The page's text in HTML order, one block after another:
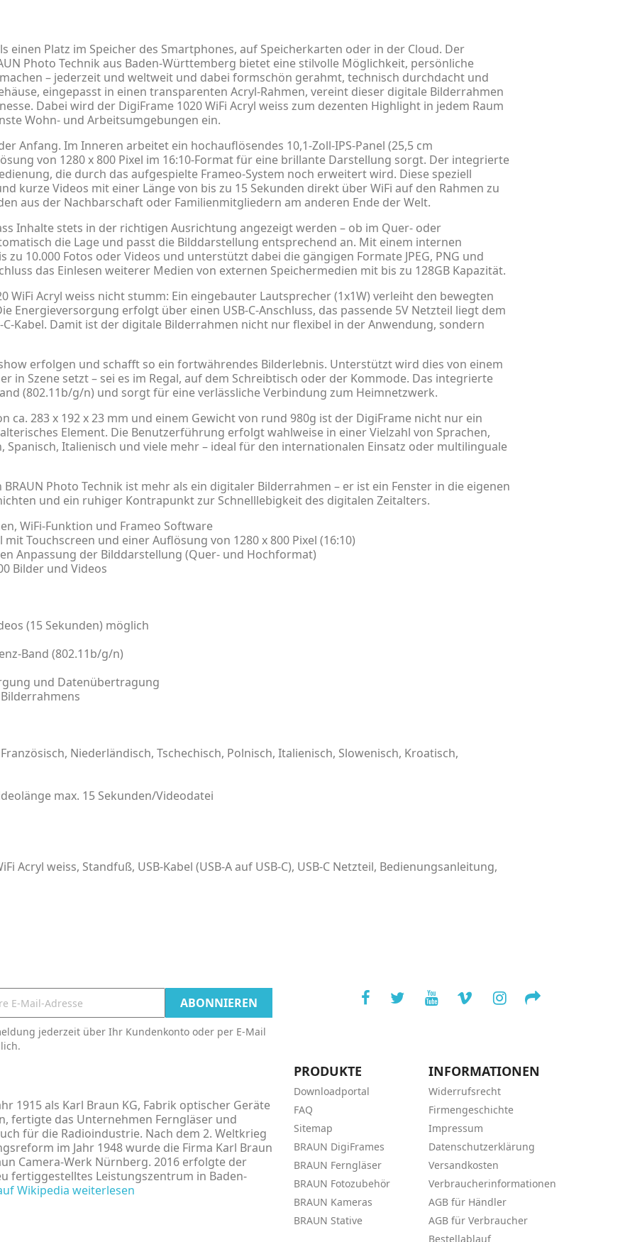
einen Platz im Speicher des Smartphones, auf Speicherkarten oder in der Cloud. Der
Photo Technik aus Baden-Württemberg bietet eine stilvolle Möglichkeit, persönliche
– jederzeit und weltweit und dabei formschön gerahmt, technisch durchdacht und
eingepasst in einen transparenten Acryl-Rahmen, vereint dieser digitale Bilderrahmen
Dabei wird der DigiFrame 1020 WiFi Acryl weiss zum dezenten Highlight in jedem Raum
Wohn- und Arbeitsumgebungen ein.
Anfang. Im Inneren arbeitet ein hochauflösendes 10,1-Zoll-IPS-Panel (25,5 cm
von 1280 x 800 Pixel im 16:10-Format für eine brillante Darstellung sorgt. Der integrierte
die durch das aufgespielte Frameo-System noch erweitert wird. Diese speziell
kurze Videos mit einer Länge von bis zu 15 Sekunden direkt über WiFi auf den Rahmen zu
aus der Nachbarschaft oder Familienmitgliedern am anderen Ende der Welt.
Inhalte stets in der richtigen Ausrichtung angezeigt werden – ob im Quer- oder
die Lage und passt die Bilddarstellung entsprechend an. Mit einem internen
zu 10.000 Fotos oder Videos und unterstützt dabei die gängigen Formate JPEG, PNG und
das Einlesen weiterer Medien von externen Speichermedien mit bis zu 128GB Kapazität.
WiFi Acryl weiss nicht stumm: Ein eingebauter Lautsprecher (1x1W) verleiht den bewegten
Energieversorgung erfolgt über einen USB-C-Anschluss, das passende 5V Netzteil liegt dem
C-Kabel. Damit ist der digitale Bilderrahmen nicht nur flexibel in der Anwendung, sondern
erfolgen und schafft so ein fortwährendes Bilderlebnis. Unterstützt wird dies von einem
in Szene setzt – sei es im Regal, auf dem Schreibtisch oder der Kommode. Das integrierte
(802.11b/g/n) und sorgt für eine verlässliche Verbindung zum Heimnetzwerk.
ca. 283 x 192 x 23 mm und einem Gewicht von rund 980g ist der DigiFrame nicht nur ein
Element. Die Benutzerführung erfolgt wahlweise in einer Vielzahl von Sprachen,
Spanisch, Italienisch und viele mehr – ideal für den internationalen Einsatz oder multilinguale
BRAUN Photo Technik ist mehr als ein digitaler Bilderrahmen – er ist ein Fenster in die eigenen
und ein ruhiger Kontrapunkt zur Schnelllebigkeit des digitalen Zeitalters.
WiFi-Funktion und Frameo Software
mit Touchscreen und einer Auflösung von 1280 x 800 Pixel (16:10)
Anpassung der Bilddarstellung (Quer- und Hochformat)
Bilder und Videos
(15 Sekunden) möglich
Band (802.11b/g/n)
und Datenübertragung
Niederländisch, Tschechisch, Polnisch, Italienisch, Slowenisch, Kroatisch,
max. 15 Sekunden/Videodatei
Acryl weiss, Standfuß, USB-Kabel (USB-A auf USB-C), USB-C Netzteil, Bedienungsanleitung,
jederzeit über Ihr Kundenkonto oder per E-Mail
1915 als Karl Braun KG, Fabrik optischer Geräte
fertigte das Unternehmen Ferngläser und
für die Radioindustrie. Nach dem 2. Weltkrieg
im Jahr 1948 wurde die Firma Karl Braun
Camera-Werk Nürnberg. 2016 erfolgte der
fertiggestelltes Leistungszentrum in Baden-
Wikipedia weiterlesen
PRODUKTE
Downloadportal
FAQ
Sitemap
BRAUN DigiFrames
BRAUN Ferngläser
BRAUN Fotozubehör
BRAUN Kameras
BRAUN Stative
INFORMATIONEN
Widerrufsrecht
Firmengeschichte
Impressum
Datenschutzerklärung
Versandkosten
Verbraucherinformationen
AGB für Händler
AGB für Verbraucher
Bestellablauf